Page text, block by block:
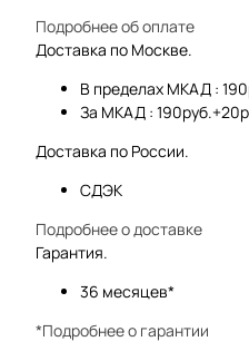
Подробнее об оплате
Доставка по Москве.
В пределах МКАД :
За МКАД :
Доставка по России.
СДЭК
Подробнее о доставке
Гарантия.
36 месяцев*
*Подробнее о гарантии